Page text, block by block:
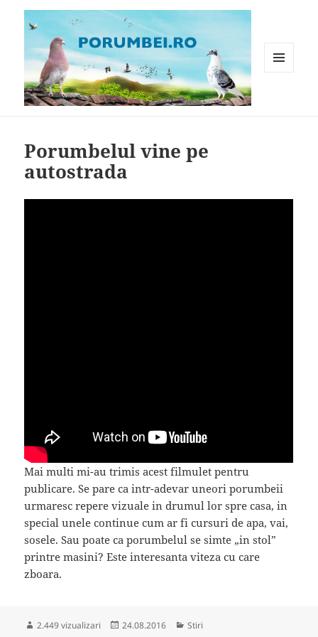
Porumbelul vine pe
autostrada
Mai multi mi-au trimis acest filmulet pentru
publicare. Se pare ca intr-adevar uneori porumbeii
urmaresc repere vizuale in drumul lor spre casa, in
special unele continue cum ar fi cursuri de apa, vai,
sosele. Sau poate ca porumbelul se simte „in stol”
printre masini? Este interesanta viteza cu care
zboara.
2.449 vizualizari
Publicat
24.08.2016 Categorii
Stiri